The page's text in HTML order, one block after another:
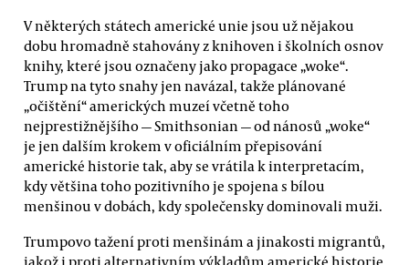
V některých státech americké unie jsou už nějakou
dobu hromadně stahovány z knihoven i školních osnov
knihy, které jsou označeny jako propagace „woke“.
Trump na tyto snahy jen navázal, takže plánované
„očištění“ amerických muzeí včetně toho
nejprestižnějšího — Smithsonian — od nánosů „woke“
je jen dalším krokem v oficiálním přepisování
americké historie tak, aby se vrátila k interpretacím,
kdy většina toho pozitivního je spojena s bílou
menšinou v dobách, kdy společensky dominovali muži.
Trumpovo tažení proti menšinám a jinakosti migrantů,
jakož i proti alternativním výkladům americké historie